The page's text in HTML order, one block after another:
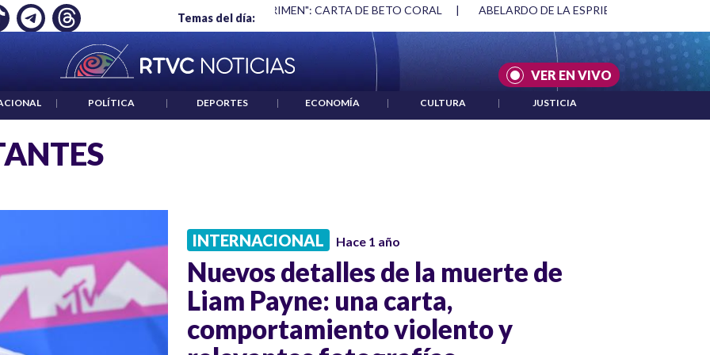
Temas del día:
EMPLEO: JP MORGAN "HABLAR NO ES UN CRIMEN": CARTA DE BETO CORAL | ABELARDO DE LA ESPRIELLA Y DMG
VER EN VIVO
| POLÍTICA | DEPORTES | ECONOMÍA | CULTURA | JUSTICIA
INTERNACIONAL Hace 1 año
Nuevos detalles de la muerte de
Liam Payne: una carta,
comportamiento violento y